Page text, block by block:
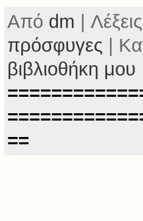
Από dm |
πρόσφυγες |
βιβλιοθήκη μου
==